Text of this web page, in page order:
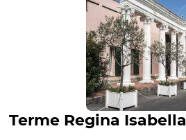
Terme Regina Isabella